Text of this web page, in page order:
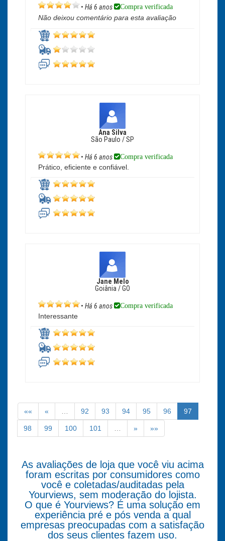
• Há 6 anos Compra verificada
Não deixou comentário para esta avaliação
Ana Silva
São Paulo / SP
• Há 6 anos Compra verificada
Prático, eficiente e confiável.
Jane Melo
Goiânia / GO
• Há 6 anos Compra verificada
Interessante
«« « 92 93 94 95 96 97
98 99 100 101 » »»
As avaliações de loja que você viu acima
foram escritas por consumidores como
você e coletadas/auditadas pela
Yourviews, sem moderação do lojista.
O que é Yourviews? É uma solução em
experiência pré e pós venda a qual
empresas preocupadas com a satisfação
dos seus clientes fazem uso.